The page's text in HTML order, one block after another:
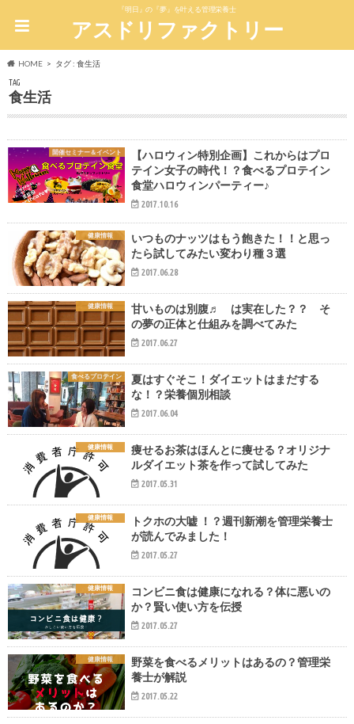
『明日』の『夢』を叶える管理栄養士
アスドリファクトリー
HOME タグ : 食生活
TAG
食生活
開催セミナー＆イベント
【ハロウィン特別企画】これからはプロ
テイン女子の時代！？食べるプロテイン
食堂ハロウィンパーティー♪
2017.10.16
健康情報
いつものナッツはもう飽きた！！と思っ
たら試してみたい変わり種３選
2017.06.28
健康情報
甘いものは別腹♬ は実在した？？ そ
の夢の正体と仕組みを調べてみた
2017.06.27
食べるプロテイン
夏はすぐそこ！ダイエットはまだする
な！？栄養個別相談
2017.06.04
健康情報
痩せるお茶はほんとに痩せる？オリジナ
ルダイエット茶を作って試してみた
2017.05.31
健康情報
トクホの大嘘 ！？週刊新潮を管理栄養士
が読んでみました！
2017.05.27
健康情報
コンビニ食は健康になれる？体に悪いの
か？賢い使い方を伝授
2017.05.27
健康情報
野菜を食べるメリットはあるの？管理栄
養士が解説
2017.05.22